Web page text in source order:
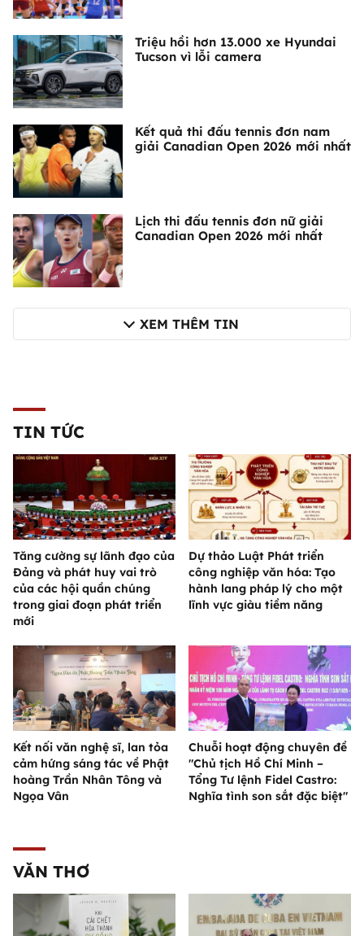
Triệu hồi hơn 13.000 xe Hyundai
Tucson vì lỗi camera
Kết quả thi đấu tennis đơn nam
giải Canadian Open 2026 mới nhất
Lịch thi đấu tennis đơn nữ giải
Canadian Open 2026 mới nhất
XEM THÊM TIN
TIN TỨC
Tăng cường sự lãnh đạo của
Đảng và phát huy vai trò
của các hội quần chúng
trong giai đoạn phát triển
mới
Dự thảo Luật Phát triển
công nghiệp văn hóa: Tạo
hành lang pháp lý cho một
lĩnh vực giàu tiềm năng
Kết nối văn nghệ sĩ, lan tỏa
cảm hứng sáng tác về Phật
hoàng Trần Nhân Tông và
Ngọa Vân
Chuỗi hoạt động chuyên đề
"Chủ tịch Hồ Chí Minh –
Tổng Tư lệnh Fidel Castro:
Nghĩa tình son sắt đặc biệt"
VĂN THƠ